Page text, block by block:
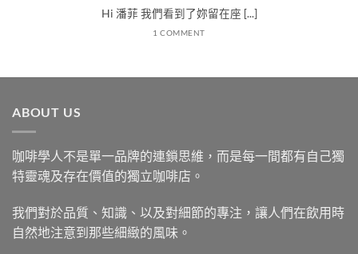
Hi 潘菲 我們看到了妳留在座 [...]
1 COMMENT
ABOUT US
咖啡學人不是單一品牌的連鎖思維，而是每一間都有自己獨
特靈魂及存在價值的獨立咖啡店。
我們對於品質、知識、以及對細節的專注，讓人們在飲用時
自然地注意到那些細緻的風味。